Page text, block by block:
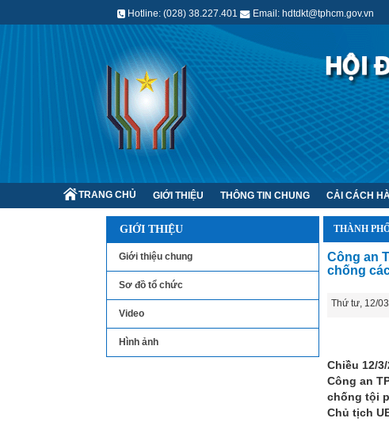
Hotline: (028) 38.227.401 Email: hdtdkt@tphcm.gov.vn
TRANG CHỦ GIỚI THIỆU THÔNG TIN CHUNG CẢI CÁCH
GIỚI THIỆU
Giới thiệu chung
Sơ đồ tổ chức
Video
Hình ảnh
THÀNH
Công an
chống
Thứ tư, 12/
Chiều 12/
Công an
chống tội
Chủ tịch